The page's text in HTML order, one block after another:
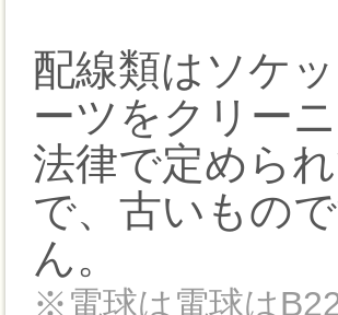
配線類はソケ
ーツをクリー
法律で定めら
で、古いもの
ん。
※電球は電球は